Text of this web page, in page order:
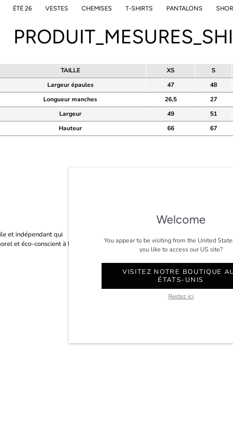
ÉTÉ 26 VESTES CHEMISES T-SHIRTS PANTALONS
TAILLE XS S
Largeur épaules
47 48
Longueur manches
26,5 27
Largeur
49 51
Hauteur
66 67
et indépendant qui
et éco-conscient à Paris.
SERVICE
Welcome
You appear to be visiting from the United
you like to access our US site?
VISITEZ NOTRE BOUTIQUE
ÉTATS-UNIS
Restez ici